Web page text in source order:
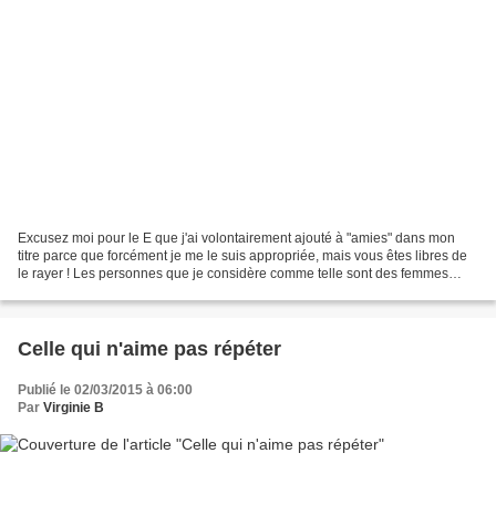
Excusez moi pour le E que j'ai volontairement ajouté à "amies" dans mon
titre parce que forcément je me le suis appropriée, mais vous êtes libres de
le rayer ! Les personnes que je considère comme telle sont des femmes
Celle qui n'aime pas répéter
Publié le 02/03/2015 à 06:00
Par Virginie B